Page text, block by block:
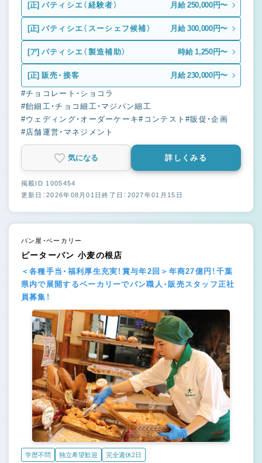
[正] パティシエ（経験者） 月給 250,000円〜
[正] パティシエ（スーシェフ候補） 月給 300,000円〜
[ア] パティシエ（製造補助） 時給 1,250円〜
[正] 販売・接客 月給 230,000円〜
#チョコレート・ショコラ
#飴細工・チョコ細工・マジパン細工
#ウェディング・オーダーケーキ#コンテスト#販促・企画
#店舗運営・マネジメント
気になる 詳しくみる
掲載ID 1005454
更新日：2026年08月01日終了日：2027年01月15日
パン屋・ベーカリー
ピーターパン 小麦の根店
＜各種手当・福利厚生充実！賞与年2回＞年商27億円！千葉
県内で展開するベーカリーでパン職人・販売スタッフ正社
員募集！
学歴不問 独立希望歓迎 完全週休2日